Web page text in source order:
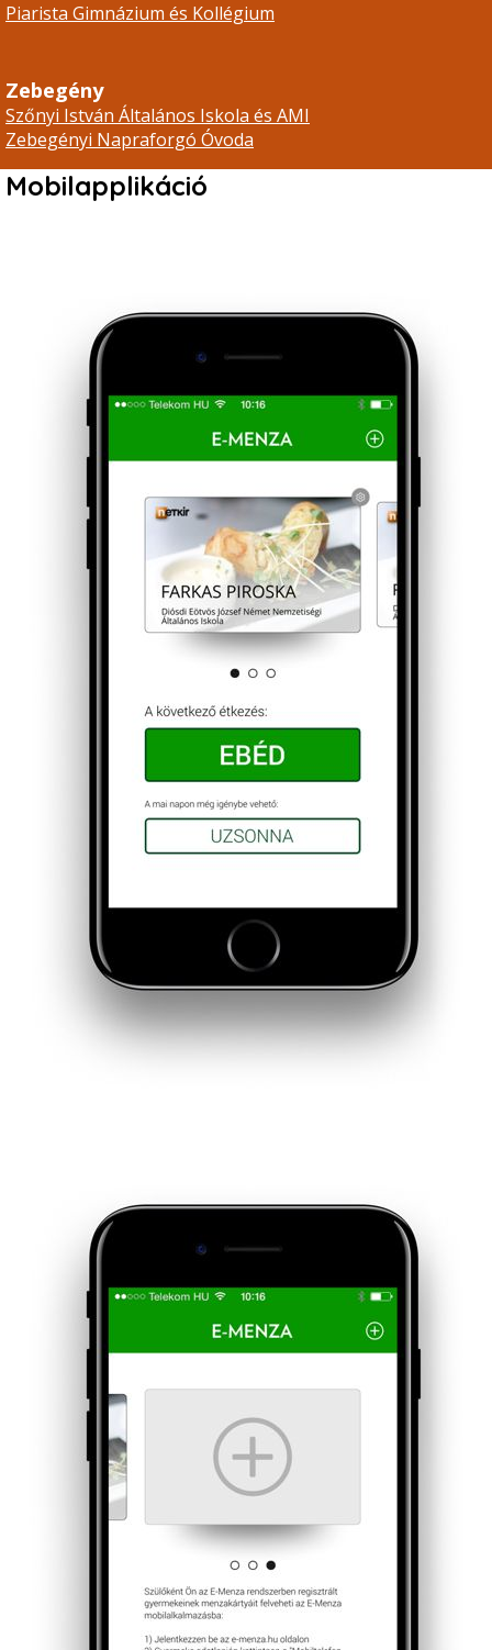
Piarista Gimnázium és Kollégium
Zebegény
Szőnyi István Általános Iskola és AMI
Zebegényi Napraforgó Óvoda
Mobilapplikáció